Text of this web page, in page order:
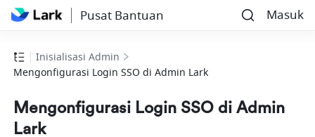
Pusat Bantuan Masuk
Inisialisasi Admin
Mengonfigurasi Login SSO di Admin Lark
Mengonfigurasi Login SSO di Admin
Lark